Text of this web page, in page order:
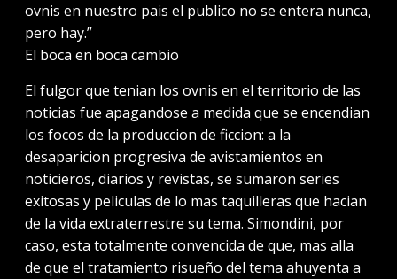
ovnis en nuestro pais el publico no se entera nunca,
pero hay.”
El boca en boca cambio
El fulgor que tenian los ovnis en el territorio de las
noticias fue apagandose a medida que se encendian
los focos de la produccion de ficcion: a la
desaparicion progresiva de avistamientos en
noticieros, diarios y revistas, se sumaron series
exitosas y peliculas de lo mas taquilleras que hacian
de la vida extraterrestre su tema. Simondini, por
caso, esta totalmente convencida de que, mas alla
de que el tratamiento risueño del tema ahuyenta a